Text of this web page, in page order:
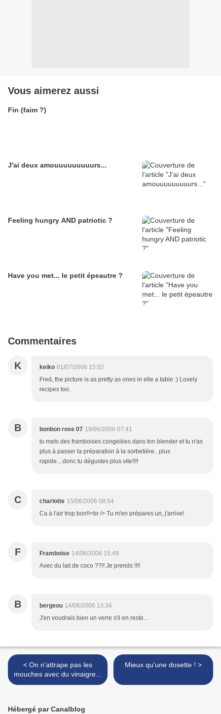
Vous aimerez aussi
Fin (faim ?)
J'ai deux amouuuuuuuuurs...
Feeling hungry AND patriotic ?
Have you met... le petit épeautre ?
Commentaires
K keiko 01/07/2006 15:02
Fred, the picture is as pretty as ones in elle a table :) Lovely
recipes too.
B bonbon rose 07 19/06/2006 07:41
tu mets des framboises congelées dans ton blender et tu n'as
plus à passer la préparation à la sorbetiére.. plus
rapide....donc tu dégustes plus vite!!!!
C charlotte 15/06/2006 08:54
Ca à l'air trop bon!!<br /> Tu m'en prépares un, j'arrive!
F Framboise 14/06/2006 15:49
Avec du lait de coco ??!! Je prends !!!!
B bergeou 14/06/2006 13:34
J'en voudrais bien un verre s'il en reste...
< On n'attrape pas les
mouches avec du vinaigre...
Mieux qu'une dosette ! >
Hébergé par Canalblog